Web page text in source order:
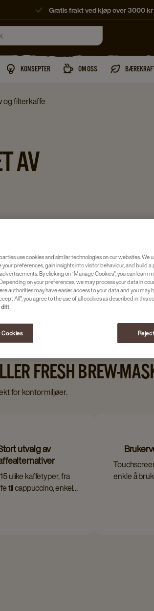
Gratis frakt ved kjøp over 3000 kr
KONSEPTER OM OSS
og filterkaffe
AV
brew- og
fersk, perfekt brygget
FRESH BREW-
for kontormiljøer.
utvalg av
ulike kaffetyper, fra
til cappuccino, enkelt
enkle å
use cookies and similar technologies on our websites. We
your preferences, gain insights into visitor behaviour, and build
By clicking on “Manage Cookies”, you can learn
on your preferences, we may process your data in
authorities may have easier access to your data and you
All”, you agree to the use of all cookies as described in this
ditt